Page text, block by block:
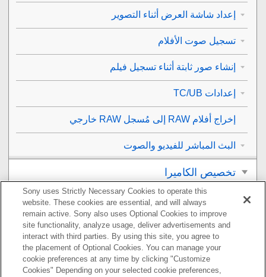
إعداد شاشة العرض أثناء التصوير
تسجيل صوت الأفلام
إنشاء صور ثابتة أثناء تسجيل فيلم
إعدادات TC/UB
إخراج أفلام RAW إلى مُسجل RAW خارجي
البث المباشر للفيديو والصوت
تخصيص الكاميرا
العرض
تغيير إعدادات الكاميرا
الوظائف المتاحة باستخدام هاتف ذكي
Sony uses Strictly Necessary Cookies to operate this
website. These cookies are essential, and will always
remain active. Sony also uses Optional Cookies to improve
site functionality, analyze usage, deliver advertisements and
interact with third parties. By using this site, you agree to
the placement of Optional Cookies. You can manage your
cookie preferences at any time by clicking "Customize
Cookies" Depending on your selected cookie preferences,